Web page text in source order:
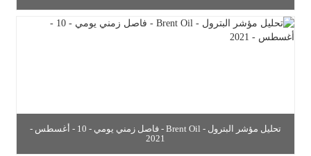
تحليل مؤشر البترول - Brent Oil - فاصل زمني يومي - 10 - أغسطس -
2021